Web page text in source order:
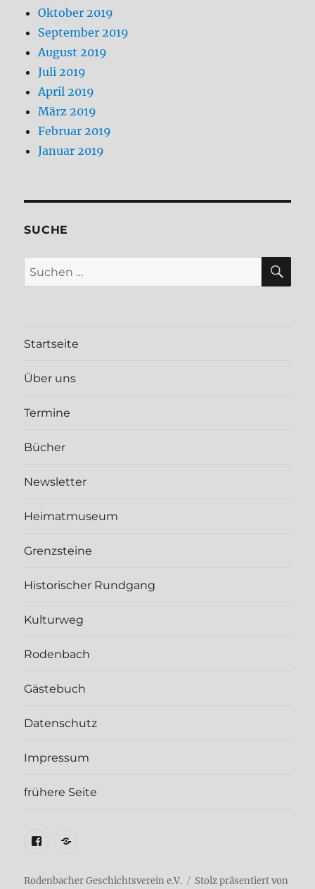
Oktober 2019
September 2019
August 2019
Juli 2019
April 2019
März 2019
Februar 2019
Januar 2019
SUCHE
Suchen
nach:
Startseite
Über uns
Termine
Bücher
Newsletter
Heimatmuseum
Grenzsteine
Historischer Rundgang
Kulturweg
Rodenbach
Gästebuch
Datenschutz
Impressum
frühere Seite
Facebook
Rodenbacher Geschichtsverein e.V. Stolz präsentiert von